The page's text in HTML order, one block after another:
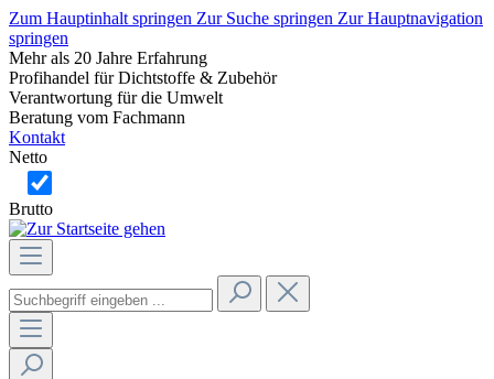
Zum Hauptinhalt springen Zur Suche springen Zur Hauptnavigation
springen
Mehr als 20 Jahre Erfahrung
Profihandel für Dichtstoffe & Zubehör
Verantwortung für die Umwelt
Beratung vom Fachmann
Kontakt
Netto
Brutto